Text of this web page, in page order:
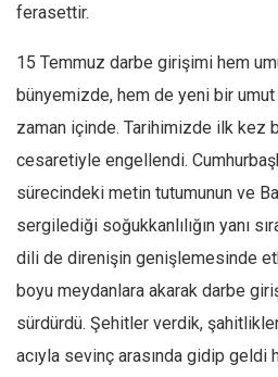
Esra Elönü
» Yazar arşivi
Bu Sayı
Tüm Sayılar
Kültür Sanat
Kitap
Karisi kitap sualleri
7 soruda bu hafta
Ekonomi
ferasettir.
15 Temmuz darbe girişimi hem
bünyemizde, hem de yeni bir umut
zaman içinde. Tarihimizde ilk kez
cesaretiyle engellendi.
sürecindeki metin tutumunun ve
sergilediği soğukkanlılığın yanı
dili de direnişin genişlemesinde
boyu meydanlara akarak darbe
sürdürdü. Şehitler verdik,
acıyla sevinç arasında gidip geldi